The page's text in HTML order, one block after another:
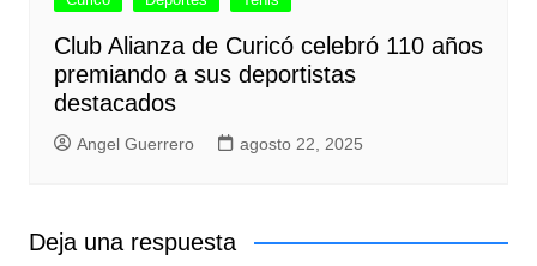
Club Alianza de Curicó celebró 110 años
premiando a sus deportistas
destacados
Angel Guerrero agosto 22, 2025
Deja una respuesta